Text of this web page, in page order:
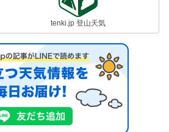
tenki.jp 登山天気